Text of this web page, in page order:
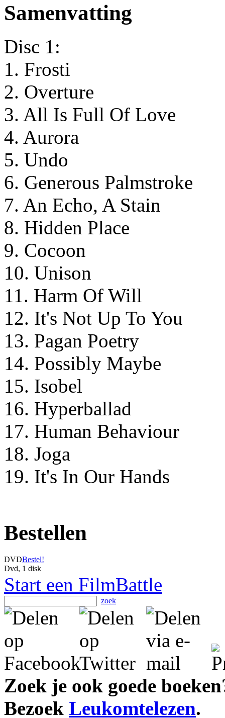
Samenvatting
Disc 1:
1. Frosti
2. Overture
3. All Is Full Of Love
4. Aurora
5. Undo
6. Generous Palmstroke
7. An Echo, A Stain
8. Hidden Place
9. Cocoon
10. Unison
11. Harm Of Will
12. It's Not Up To You
13. Pagan Poetry
14. Possibly Maybe
15. Isobel
16. Hyperballad
17. Human Behaviour
18. Joga
19. It's In Our Hands
Bestellen
DVDBestel!
Dvd, 1 disk
Start een FilmBattle
zoek
Zoek je ook goede
Bezoek Leukomtelezen.